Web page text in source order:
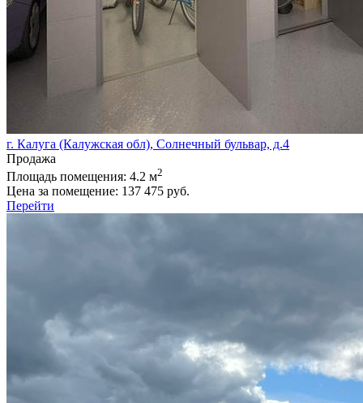
г. Калуга (Калужская обл), Солнечный бульвар, д.4
Продажа
Площадь помещения: 4.2 м2
Цена за помещение: 137 475 руб.
Перейти